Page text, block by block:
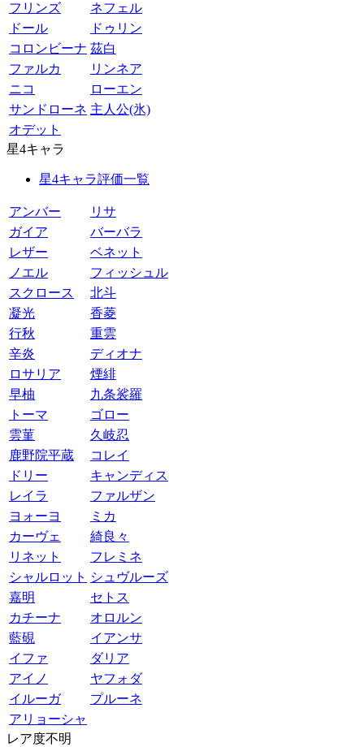
フリンズ
ネフェル
ドール
ドゥリン
コロンビーナ 茲白
ファルカ
リンネア
ニコ
ローエン
サンドローネ 主人公(氷)
オデット
星4キャラ
星4キャラ評価一覧
アンバー
リサ
ガイア
バーバラ
レザー
ベネット
ノエル
フィッシュル
スクロース
北斗
凝光
香菱
行秋
重雲
辛炎
ディオナ
ロサリア
煙緋
早柚
九条裟羅
トーマ
ゴロー
雲菫
久岐忍
鹿野院平蔵
コレイ
ドリー
キャンディス
レイラ
ファルザン
ヨォーヨ
ミカ
カーヴェ
綺良々
リネット
フレミネ
シャルロット シュヴルーズ
嘉明
セトス
カチーナ
オロルン
藍硯
イアンサ
イファ
ダリア
アイノ
ヤフォダ
イルーガ
プルーネ
アリョーシャ
レア度不明